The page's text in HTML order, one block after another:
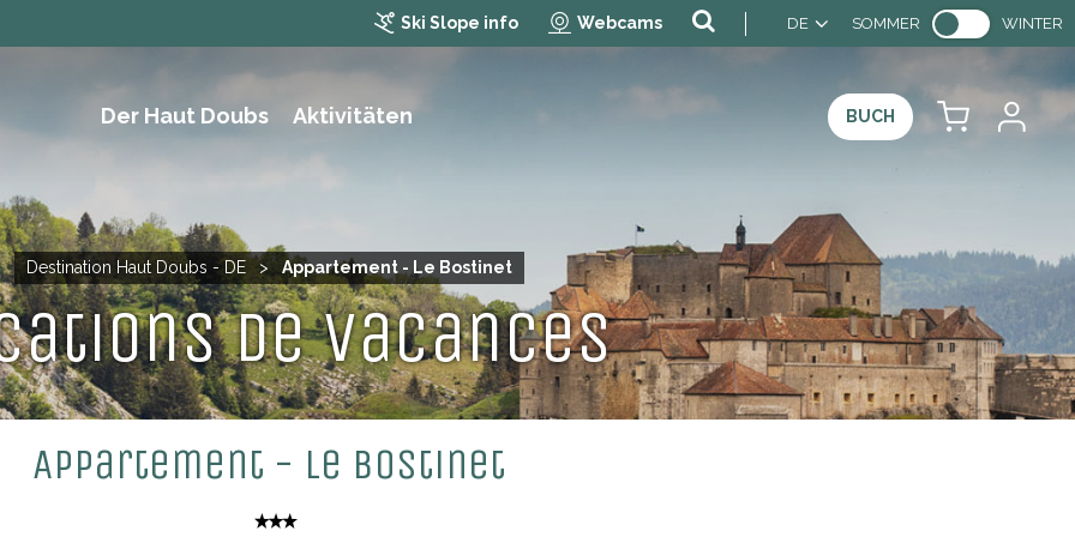
Ski Slope info Webcams DE SOMMER WINTER
Der Haut Doubs Aktivitäten BUCH
Destination Haut Doubs - DE > Appartement - Le Bostinet
de vacances
Appartement - Le Bostinet